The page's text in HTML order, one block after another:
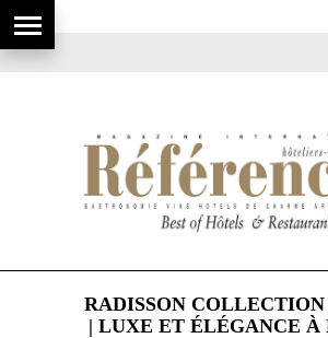
RADISSON
| LUXE ET ÉLÉGANCE À